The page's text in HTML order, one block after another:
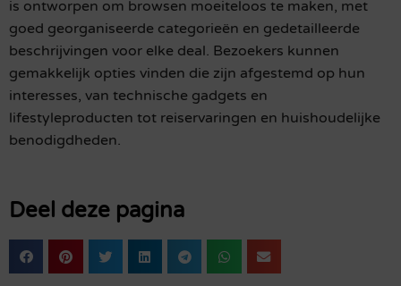
is ontworpen om browsen moeiteloos te maken, met
goed georganiseerde categorieën en gedetailleerde
beschrijvingen voor elke deal. Bezoekers kunnen
gemakkelijk opties vinden die zijn afgestemd op hun
interesses, van technische gadgets en
lifestyleproducten tot reiservaringen en huishoudelijke
benodigdheden.
Deel deze pagina